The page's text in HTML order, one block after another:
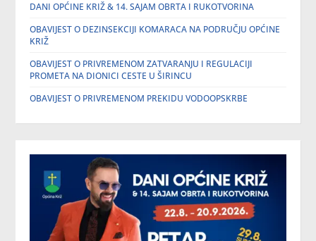
DANI OPĆINE KRIŽ & 14. SAJAM OBRTA I RUKOTVORINA
OBAVIJEST O DEZINSEKCIJI KOMARACA NA PODRUČJU OPĆINE
KRIŽ
OBAVIJEST O PRIVREMENOM ZATVARANJU I REGULACIJI
PROMETA NA DIONICI CESTE U ŠIRINCU
OBAVIJEST O PRIVREMENOM PREKIDU VODOOPSKRBE